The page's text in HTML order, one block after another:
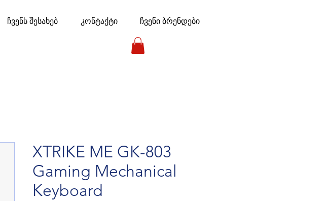
ჩვენს შესახებ კონტაქტი ჩვენი ბრენდები
XTRIKE ME GK-803
Gaming Mechanical
Keyboard